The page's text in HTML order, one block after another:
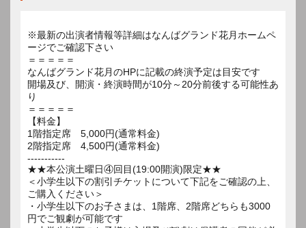
※最新の出演者情報等詳細はなんばグランド花月ホームペ
ージでご確認下さい
＝＝＝＝＝
なんばグランド花月のHPに記載の終演予定は目安です
開場及び、開演・終演時間が10分～20分前後する可能性あ
り
＝＝＝＝＝
【料金】
1階指定席 5,000円(通常料金)
2階指定席 4,500円(通常料金)
-----------
★★本公演土曜日④回目(19:00開演)限定★★
＜小学生以下の割引チケットについて下記をご確認の上、
ご購入ください＞
・小学生以下のお子さまは、1階席、2階席どちらも3000
円でご観劇が可能です